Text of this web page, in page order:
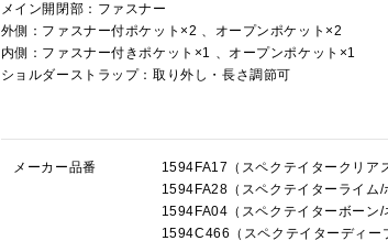
メイン開閉部：ファスナー
外側：ファスナー付ポケット×2 、オープンポケット×2
内側：ファスナー付きポケット×1 、オープンポケット×1
ショルダーストラップ：取り外し・長さ調節可
メーカー品番
1594FA17（スペクテイタークリア
1594FA28（スペクテイターライム/
1594FA04（スペクテイターボーン/
1594C466（スペクテイターディー